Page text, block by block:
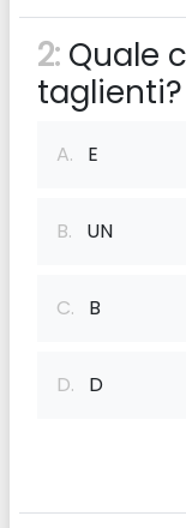
2: Quale
taglienti?
A. E
B. UN
C. B
D. D